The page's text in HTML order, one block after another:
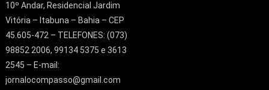
10º Andar, Residencial Jardim
Vitória – Itabuna – Bahia – CEP
45.605-472 – TELEFONES: (073)
98852 2006, 99134 5375 e 3613
2545 – E-mail:
jornalocompasso@gmail.com